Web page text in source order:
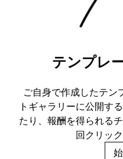
テンプレ
ご自身で作成したテ
トギャラリーに公開す
たり、報酬を得られる
回クリッ